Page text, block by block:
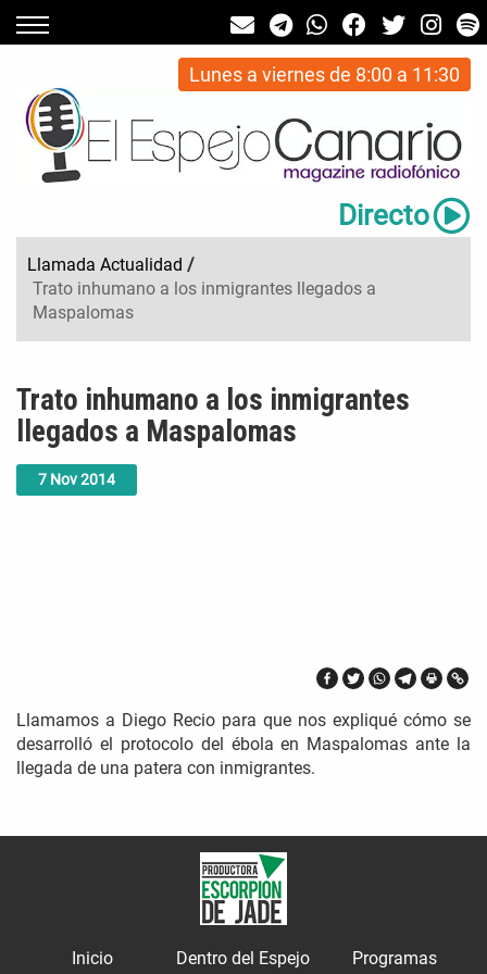
Lunes a viernes de 8:00 a 11:30
Directo
Llamada Actualidad /
Trato inhumano a los inmigrantes llegados a
Maspalomas
7 Nov2014
Trato inhumano a los inmigrantes
llegados a Maspalomas
Llamamos a Diego Recio para que nos expliqué cómo se
desarrolló el protocolo del ébola en Maspalomas ante la
llegada de una patera con inmigrantes.
Inicio Dentro del Espejo Programas